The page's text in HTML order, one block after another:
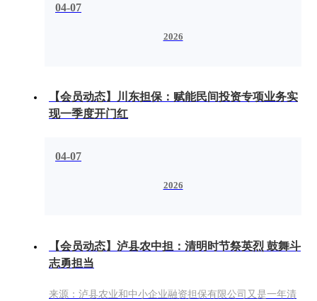
04-07
2026
【会员动态】川东担保：赋能民间投资专项业务实
现一季度开门红
04-07
2026
【会员动态】泸县农中担：清明时节祭英烈 鼓舞斗
志勇担当
来源：泸县农业和中小企业融资担保有限公司又是一年清